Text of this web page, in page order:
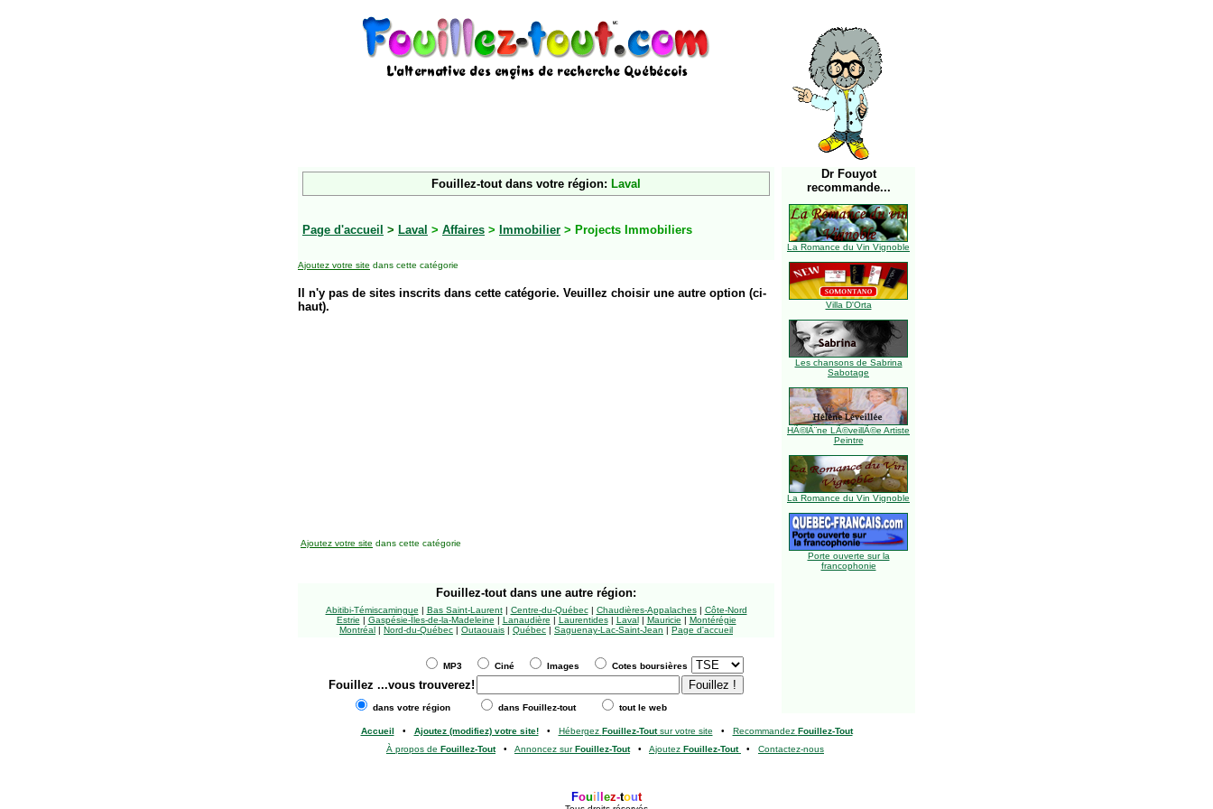
Fouillez-tout dans votre région: Laval
Page d'accueil > Laval > Affaires > Immobilier > Projects Immobiliers
Ajoutez votre site dans cette catégorie
Il n'y pas de sites inscrits dans cette catégorie. Veuillez choisir une autre option (ci-
haut).
Dr Fouyot
recommande...
La Romance du Vin Vignoble
Villa D'Orta
Les chansons de Sabrina
Sabotage
HÃ©lÃ¨ne LÃ©veillÃ©e Artiste
Peintre
La Romance du Vin Vignoble
Porte ouverte sur la
francophonie
Ajoutez votre site dans cette catégorie
Fouillez-tout dans une autre région:
Abitibi-Témiscamingue | Bas Saint-Laurent| Centre-du-Québec| Chaudières-Appalaches| Côte-Nord
Estrie | Gaspésie-Îles-de-la-Madeleine | Lanaudière | Laurentides| Laval| Mauricie | Montérégie
Montréal | Nord-du-Québec | Outaouais | Québec | Saguenay-Lac-Saint-Jean | Page d'accueil
MP3 Ciné Images Cotes boursières
Fouillez ...vous trouverez!
dans votre région dans Fouillez-tout tout le web
Accueil • Ajoutez (modifiez) votre site!• Hébergez Fouillez-Toutsur votre site • Recommandez Fouillez-Tout
À propos de Fouillez-Tout• Annoncez surFouillez-Tout• Ajoutez Fouillez-Tout • Contactez-nous
Foui ez-tout